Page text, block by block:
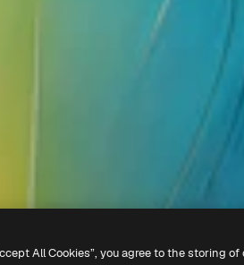
All Cookies”, you agree to the storing